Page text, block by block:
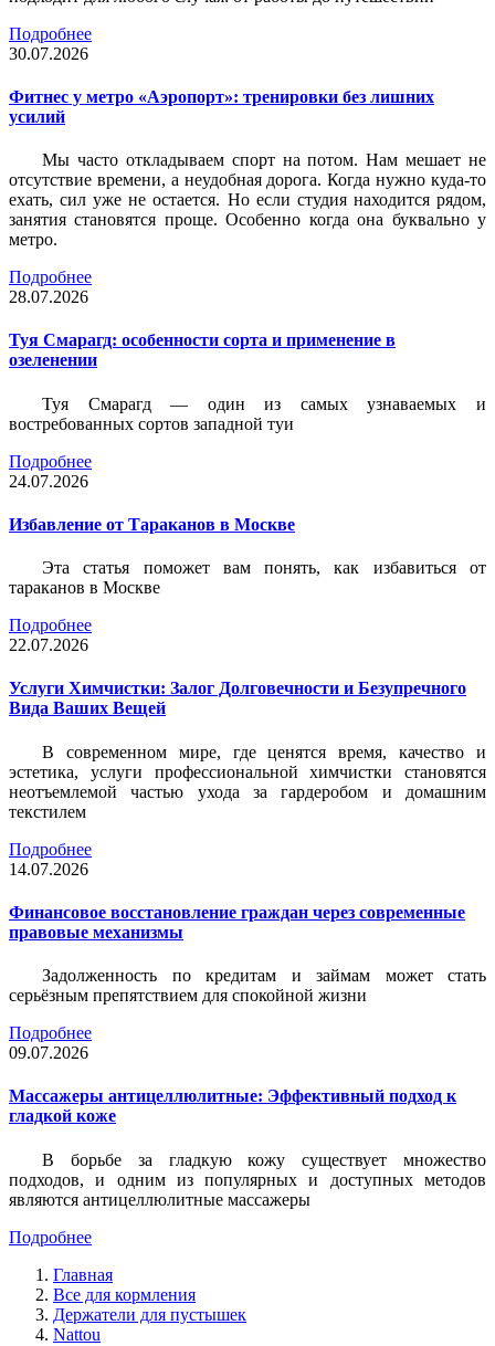
Подробнее
30.07.2026
Фитнес у метро «Аэропорт»: тренировки без лишних
усилий
Мы часто откладываем спорт на потом. Нам мешает не
отсутствие времени, а неудобная дорога. Когда нужно куда-то
ехать, сил уже не остается. Но если студия находится рядом,
занятия становятся проще. Особенно когда она буквально у
метро.
Подробнее
28.07.2026
Туя Смарагд: особенности сорта и применение в
озеленении
Туя Смарагд — один из самых узнаваемых и
востребованных сортов западной туи
Подробнее
24.07.2026
Избавление от Тараканов в Москве
Эта статья поможет вам понять, как избавиться от
тараканов в Москве
Подробнее
22.07.2026
Услуги Химчистки: Залог Долговечности и Безупречного
Вида Ваших Вещей
В современном мире, где ценятся время, качество и
эстетика, услуги профессиональной химчистки становятся
неотъемлемой частью ухода за гардеробом и домашним
текстилем
Подробнее
14.07.2026
Финансовое восстановление граждан через современные
правовые механизмы
Задолженность по кредитам и займам может стать
серьёзным препятствием для спокойной жизни
Подробнее
09.07.2026
Массажеры антицеллюлитные: Эффективный подход к
гладкой коже
В борьбе за гладкую кожу существует множество
подходов, и одним из популярных и доступных методов
являются антицеллюлитные массажеры
Подробнее
Главная
Все для кормления
Держатели для пустышек
Nattou